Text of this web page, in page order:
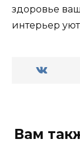
здоровье
интерьер
Вам